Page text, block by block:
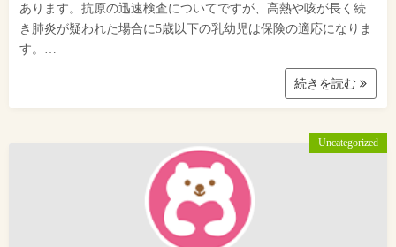
あります。抗原の迅速検査についてですが、高熱や咳が長く続
き肺炎が疑われた場合に5歳以下の乳幼児は保険の適応になりま
す。…
続きを読む
Uncategorized